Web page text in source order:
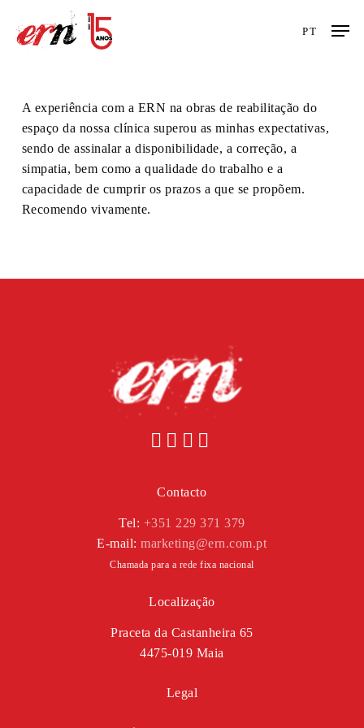
main
PT
A experiência com a ERN na obras de reabilitação do
espaço da nossa clínica superou as minhas expectativas,
sendo de assinalar a disponibilidade, a correção, a
simpatia, bem como a qualidade do trabalho e a
capacidade de cumprir os prazos a que se propõem.
Recomendo vivamente.
Contacto
Tel: +351 229 371 379
E-mail:marketing@ern.com.pt
Chamada para a rede fixa nacional
Localização
Praceta da Castanheira 65
4475-019 Maia
Legal